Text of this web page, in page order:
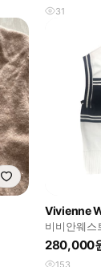
31
Vivienne
비비안웨스
아 골프웨
280,000
153